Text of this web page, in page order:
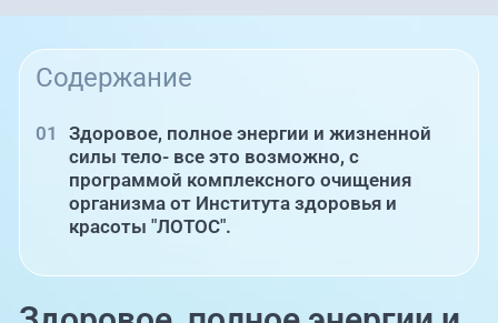
Содержание
Здоровое, полное энергии и жизненной
силы тело- все это возможно, с
программой комплексного очищения
организма от Института здоровья и
красоты "ЛОТОС".